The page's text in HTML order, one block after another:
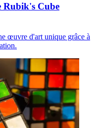
Rubik's Cube
œuvre d'art unique grâce à